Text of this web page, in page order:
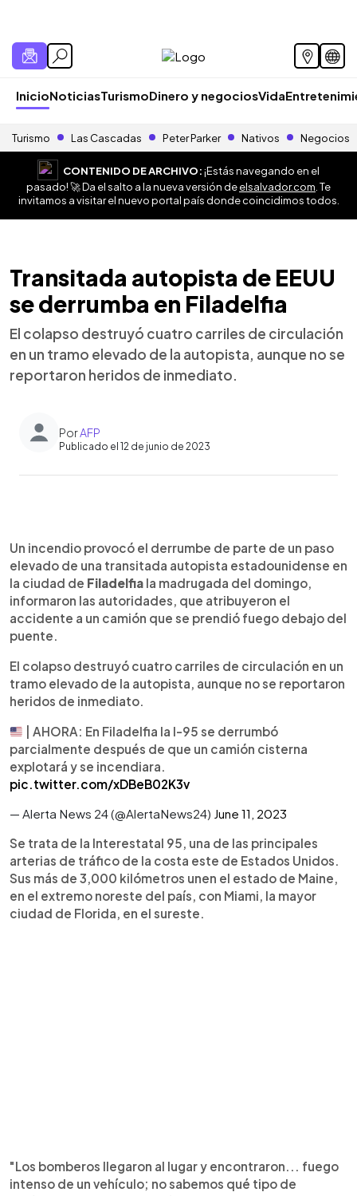
InicioNoticiasTurismoDinero y negociosVida
Turismo Las Cascadas Peter Parker Nativos Negocios
CONTENIDO DE ARCHIVO:¡Estás navegando en el
pasado! 🚀 Da el salto a la nueva versión deelsalvador.com . Te
invitamos a visitar el nuevo portal país donde coincidimos todos.
Transitada autopista de EEUU
se derrumba en Filadelfia
El colapso destruyó cuatro carriles de circulación
en un tramo elevado de la autopista, aunque no se
reportaron heridos de inmediato.
PorAFP
Publicado el 12 de junio de 2023
Escuchar artículo
Un incendio provocó el derrumbe de parte de un paso
elevado de una transitada autopista estadounidense en
la ciudad de Filadelfia la madrugada del domingo,
informaron las autoridades, que atribuyeron el
accidente a un camión que se prendió fuego debajo del
puente.
El colapso destruyó cuatro carriles de circulación en un
tramo elevado de la autopista, aunque no se reportaron
heridos de inmediato.
| AHORA: En Filadelfia la I-95 se derrumbó
parcialmente después de que un camión cisterna
explotará y se incendiara.
pic.twitter.com/xDBeB02K3v
— Alerta News 24 (@AlertaNews24) June 11, 2023
Se trata de la Interestatal 95, una de las principales
arterias de tráfico de la costa este de Estados Unidos.
Sus más de 3,000 kilómetros unen el estado de Maine,
en el extremo noreste del país, con Miami, la mayor
ciudad de Florida, en el sureste.
"Los bomberos llegaron al lugar y encontraron... fuego
intenso de un vehículo; no sabemos qué tipo de